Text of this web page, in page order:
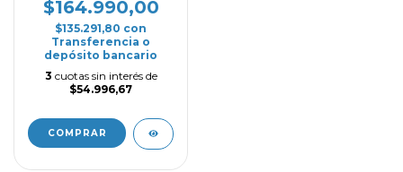
$164.990,00
$135.291,80 con
Transferencia o
depósito bancario
3 cuotas sin interés de
$54.996,67
COMPRAR